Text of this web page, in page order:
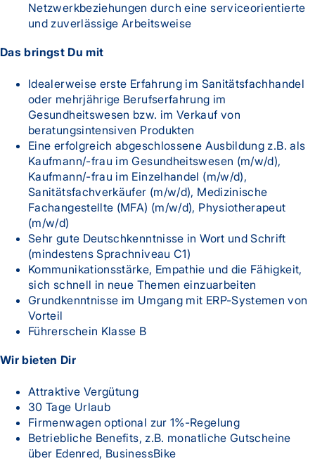
Netzwerkbeziehungen durch eine serviceorientierte
und zuverlässige Arbeitsweise
Das bringst Du mit
Idealerweise erste Erfahrung im Sanitätsfachhandel
oder mehrjährige Berufserfahrung im
Gesundheitswesen bzw. im Verkauf von
beratungsintensiven Produkten
Eine erfolgreich abgeschlossene Ausbildung z.B. als
Kaufmann/-frau im Gesundheitswesen (m/w/d),
Kaufmann/-frau im Einzelhandel (m/w/d),
Sanitätsfachverkäufer (m/w/d), Medizinische
Fachangestellte (MFA) (m/w/d), Physiotherapeut
(m/w/d)
Sehr gute Deutschkenntnisse in Wort und Schrift
(mindestens Sprachniveau C1)
Kommunikationsstärke, Empathie und die Fähigkeit,
sich schnell in neue Themen einzuarbeiten
Grundkenntnisse im Umgang mit ERP-Systemen von
Vorteil
Führerschein Klasse B
Wir bieten Dir
Attraktive Vergütung
30 Tage Urlaub
Firmenwagen optional zur 1%-Regelung
Betriebliche Benefits, z.B. monatliche Gutscheine
über Edenred, BusinessBike